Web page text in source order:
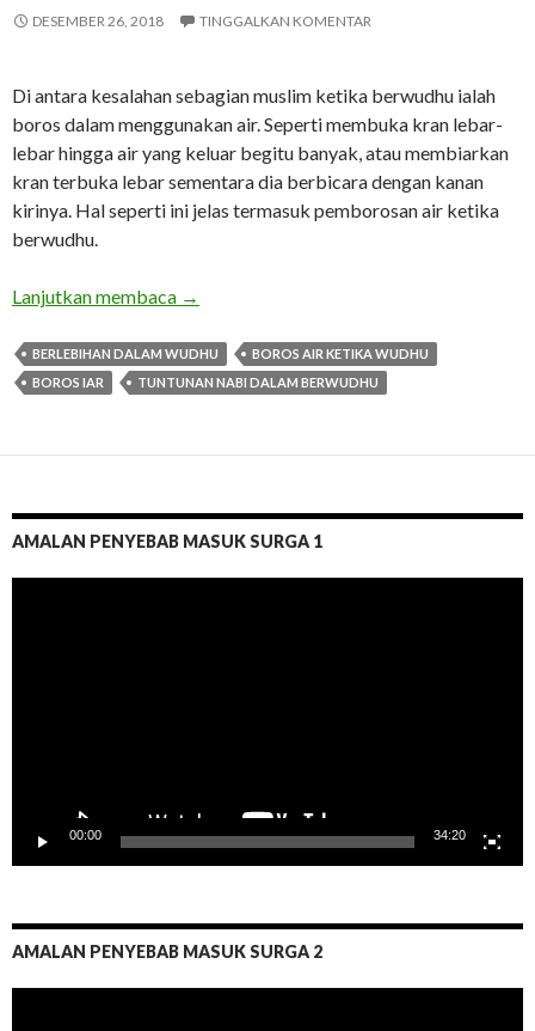
DESEMBER 26, 2018 TINGGALKAN KOMENTAR
Di antara kesalahan sebagian muslim ketika berwudhu ialah
boros dalam menggunakan air. Seperti membuka kran lebar-
lebar hingga air yang keluar begitu banyak, atau membiarkan
kran terbuka lebar sementara dia berbicara dengan kanan
kirinya. Hal seperti ini jelas termasuk pemborosan air ketika
berwudhu.
Lanjutkan membaca Larangan Boros Air Ketika Wudhu
→
BERLEBIHAN DALAM WUDHU
BOROS AIR KETIKA WUDHU
BOROS IAR
TUNTUNAN NABI DALAM BERWUDHU
AMALAN PENYEBAB MASUK SURGA 1
00:00 34:20
AMALAN PENYEBAB MASUK SURGA 2